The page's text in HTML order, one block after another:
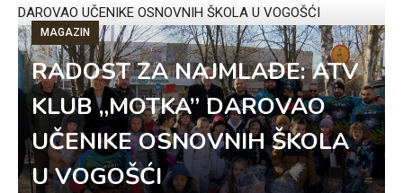
DAROVAO UČENIKE OSNOVNIH ŠKOLA U VOGOŠĆI
MAGAZIN
RADOST ZA NAJMLAĐE: ATV
KLUB „MOTKA” DAROVAO
UČENIKE OSNOVNIH ŠKOLA
U VOGOŠĆI